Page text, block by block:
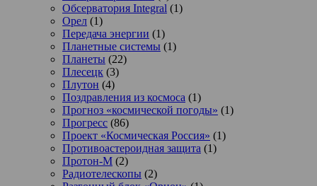
Обсерватория Integral (1)
Орел (1)
Передача энергии (1)
Планетные системы (1)
Планеты (22)
Плесецк (3)
Плутон (4)
Поздравления из космоса (1)
Прогноз «космической погоды» (1)
Прогресс (86)
Проект «Космическая Россия» (1)
Противоастероидная защита (1)
Протон-М (2)
Радиотелескопы (2)